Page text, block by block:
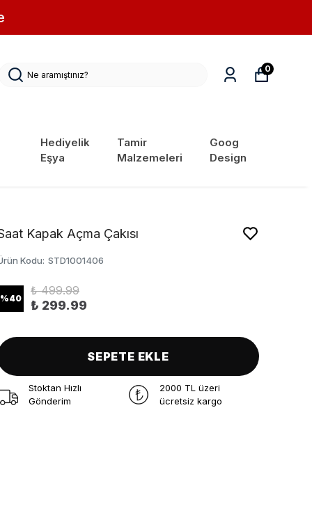
Hediyelik
Eşya
Tamir
Malzemeleri
Goog
Design
0
Kapak Açma Çakısı
Kodu: STD1001406
%40
₺ 499.99
₺ 299.99
SEPETE EKLE
Stoktan Hızlı
Gönderim
2000 TL üzeri
ücretsiz kargo